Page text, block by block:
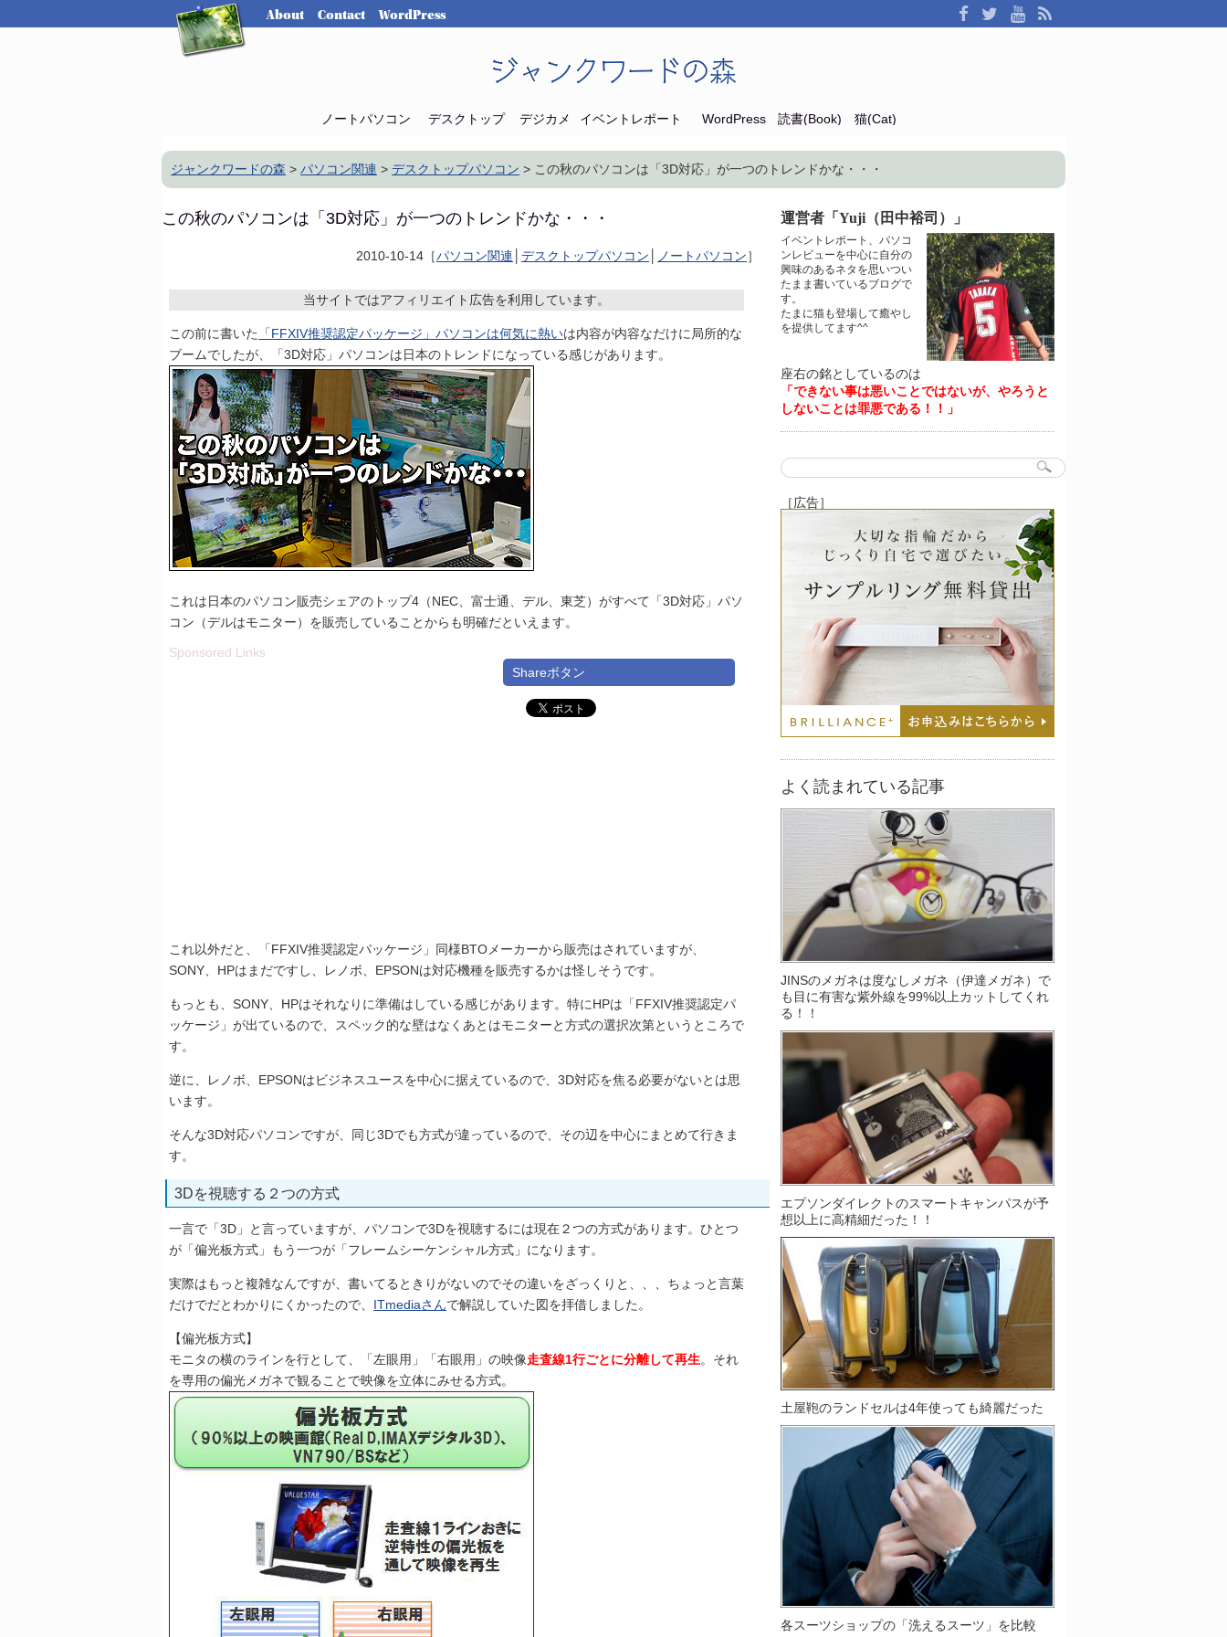
About Contact WordPress
ジャンクワードの森
ノートパソコン デスクトップ デジカメ イベントレポート WordPress 読書(Book) 猫(Cat)
ジャンクワードの森 > パソコン関連 > デスクトップパソコン > この秋のパソコンは「3D対応」が一つのトレンドかな・・・
この秋のパソコンは「3D対応」が一つのトレンドかな・・・
2010-10-14［パソコン関連 デスクトップパソコン ノートパソコン］
当サイトではアフィリエイト広告を利用しています。
この前に書いた 「FFXIV推奨認定パッケージ」パソコンは何気に熱いは内容が内容なだけに局所的な
ブームでしたが、「3D対応」パソコンは日本のトレンドになっている感じがあります。
これは日本のパソコン販売シェアのトップ4（NEC、富士通、デル、東芝）がすべて「3D対応」パソ
コン（デルはモニター）を販売していることからも明確だといえます。
Sponsored Links
Shareボタン
これ以外だと、「FFXIV推奨認定パッケージ」同様BTOメーカーから販売はされていますが、
SONY、HPはまだですし、レノボ、EPSONは対応機種を販売するかは怪しそうです。
もっとも、SONY、HPはそれなりに準備はしている感じがあります。特にHPは「FFXIV推奨認定パ
ッケージ」が出ているので、スペック的な壁はなくあとはモニターと方式の選択次第というところで
す。
逆に、レノボ、EPSONはビジネスユースを中心に据えているので、3D対応を焦る必要がないとは思
います。
そんな3D対応パソコンですが、同じ3Dでも方式が違っているので、その辺を中心にまとめて行きま
す。
3Dを視聴する２つの方式
一言で「3D」と言っていますが、パソコンで3Dを視聴するには現在２つの方式があります。ひとつ
が「偏光板方式」もう一つが「フレームシーケンシャル方式」になります。
実際はもっと複雑なんですが、書いてるときりがないのでその違いをざっくりと、、、ちょっと言葉
だけでだとわかりにくかったので、 ITmediaさんで解説していた図を拝借しました。
【偏光板方式】
モニタの横のラインを行として、「左眼用」「右眼用」の映像走査線1行ごとに分離して再生。それ
を専用の偏光メガネで観ることで映像を立体にみせる方式。
運営者「Yuji（田中裕司）」
イベントレポート、パソコ
ンレビューを中心に自分の
興味のあるネタを思いつい
たまま書いているブログで
す。
たまに猫も登場して癒やし
を提供してます^^
座右の銘としているのは
「できない事は悪いことではないが、やろうと
しないことは罪悪である！！」
［広告］
よく読まれている記事
JINSのメガネは度なしメガネ（伊達メガネ）で
も目に有害な紫外線を99%以上カットしてくれ
る！！
エプソンダイレクトのスマートキャンパスが予
想以上に高精細だった！！
土屋鞄のランドセルは4年使っても綺麗だった
各スーツショップの「洗えるスーツ」を比較